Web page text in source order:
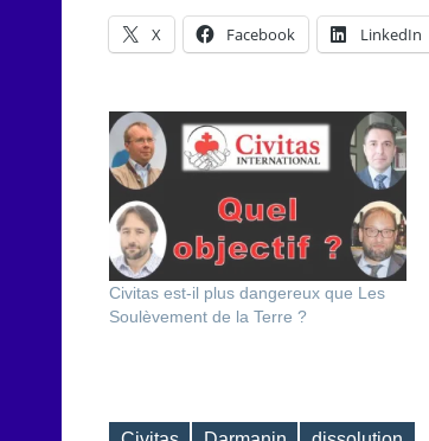
X Facebook LinkedIn
Civitas est-il plus dangereux que Les
Soulèvement de la Terre ?